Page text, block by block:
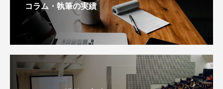
コラム・執筆の実績